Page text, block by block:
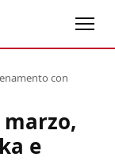
con
e